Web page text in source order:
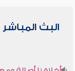
البث المباشر